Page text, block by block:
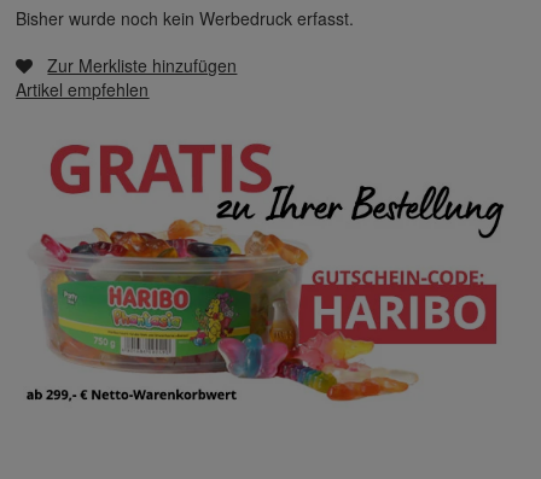
Bisher wurde noch kein Werbedruck erfasst.
Zur Merkliste hinzufügen
Artikel empfehlen